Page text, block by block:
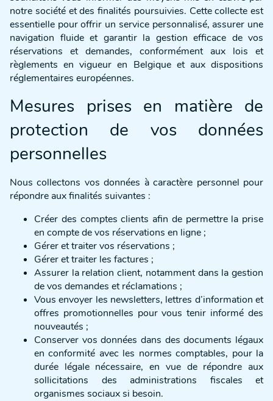
notre société et des finalités poursuivies. Cette collecte est
essentielle pour offrir un service personnalisé, assurer une
navigation fluide et garantir la gestion efficace de vos
réservations et demandes, conformément aux lois et
règlements en vigueur en Belgique et aux dispositions
réglementaires européennes.
Mesures prises en matière de
protection de vos données
personnelles
Nous collectons vos données à caractère personnel pour
répondre aux finalités suivantes :
Créer des comptes clients afin de permettre la prise
en compte de vos réservations en ligne ;
Gérer et traiter vos réservations ;
Gérer et traiter les factures ;
Assurer la relation client, notamment dans la gestion
de vos demandes et réclamations ;
Vous envoyer les newsletters, lettres d’information et
offres promotionnelles pour vous tenir informé des
nouveautés ;
Conserver vos données dans des documents légaux
en conformité avec les normes comptables, pour la
durée légale nécessaire, en vue de répondre aux
sollicitations des administrations fiscales et
organismes sociaux si besoin.